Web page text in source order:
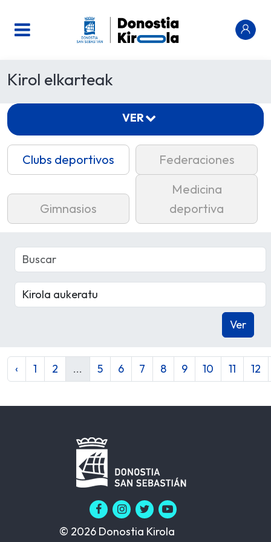
Kirol elkarteak
Clubs deportivos Federaciones
Gimnasios
Medicina
deportiva
‹ 1 2 ... 5 6 7 8 9 10 11 12
VER
© 2026 Donostia Kirola